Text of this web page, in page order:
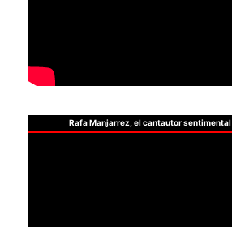
Rafa Manjarrez, el cantautor sentimental